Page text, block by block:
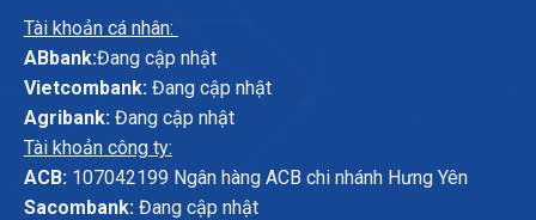
Tài khoản cá nhân:
ABbank:Đang cập nhật
Vietcombank:Đang cập nhật
Agribank:Đang cập nhật
Tài khoản công ty:
ACB:107042199 Ngân hàng ACB chi nhánh Hưng Yên
Sacombank:Đang cập nhật